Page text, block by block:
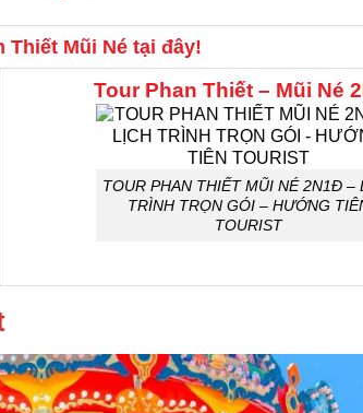
Thiết Mũi Né tại đây!
Tour Phan Thiết – Mũi Né
TOUR PHAN THIẾT MŨI NÉ 2N1Đ –
TRÌNH TRỌN GÓI – HƯỚNG
TOURIST